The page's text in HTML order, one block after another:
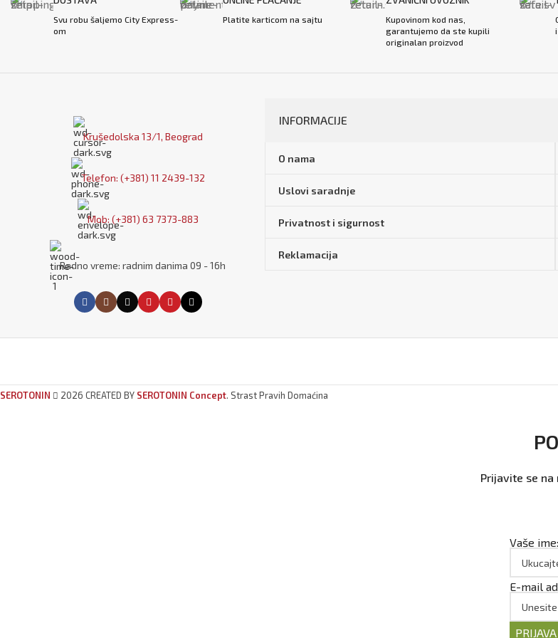
Svu robu šaljemo City Express-
om
Platite karticom na sajtu
Kupovinom kod nas,
garantujemo da ste kupili
originalan proizvod
Krušedolska 13/1, Beograd
Telefon: (+381) 11 2439-132
Mob: (+381) 63 7373-883
Radno vreme: radnim danima 09 - 16h
INFORMACIJE
O nama
Uslovi saradnje
Privatnost i sigurnost
Reklamacija
SEROTONIN 2026 CREATED BY SEROTONIN Concept. Strast Pravih Domaćina
Prijavite se
Vaše ime:
E-mail
PRIJAVA